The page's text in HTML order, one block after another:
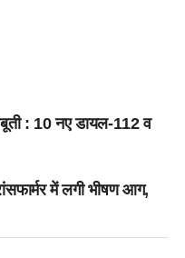
: 10 नए डायल-112 व
में लगी भीषण आग,